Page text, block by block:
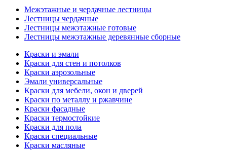
Межэтажные и чердачные лестницы
Лестницы чердачные
Лестницы межэтажные готовые
Лестницы межэтажные деревянные сборные
Краски и эмали
Краски для стен и потолков
Краски аэрозольные
Эмали универсальные
Краски для мебели, окон и дверей
Краски по металлу и ржавчине
Краски фасадные
Краски термостойкие
Краски для пола
Краски специальные
Краски масляные